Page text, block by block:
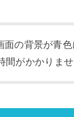
面の背景が青
がかかりませ